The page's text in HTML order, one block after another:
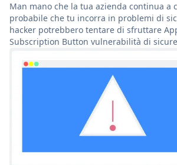
Man mano che la tua azienda continua a
probabile che tu incorra in problemi di
hacker potrebbero tentare di sfruttare
Subscription Button vulnerabilità di